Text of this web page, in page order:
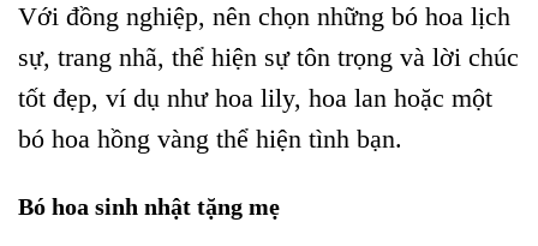
Với đồng nghiệp, nên chọn những bó hoa lịch
sự, trang nhã, thể hiện sự tôn trọng và lời chúc
tốt đẹp, ví dụ như hoa lily, hoa lan hoặc một
bó hoa hồng vàng thể hiện tình bạn.
Bó hoa sinh nhật tặng mẹ